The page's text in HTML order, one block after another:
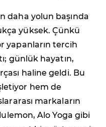
daha yolun başında
yüksek. Çünkü
yapanların tercih
günlük hayatın,
haline geldi. Bu
hem de
markaların
Alo Yoga gibi